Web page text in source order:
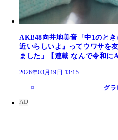
AKB48向井地美音「中1のと
近いらしいよ』ってウワサを
ました」【連載 なんで令和に
2026年03月19日 13:15
グラ